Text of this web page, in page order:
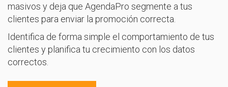
masivos y deja que AgendaPro segmente a tus
clientes para enviar la promoción correcta.
Identifica de forma simple el comportamiento de tus
clientes y planifica tu crecimiento con los datos
correctos.